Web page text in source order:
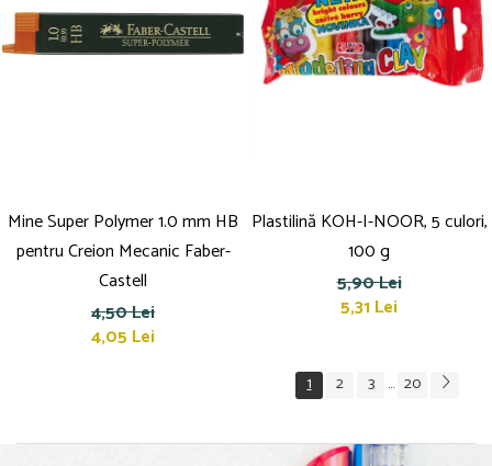
Mine Super Polymer 1.0 mm HB
pentru Creion Mecanic Faber-
Castell
4,50 Lei
4,05 Lei
Plastilină KOH-I-NOOR, 5 culori,
100 g
5,90 Lei
5,31 Lei
1 2 3 ... 20